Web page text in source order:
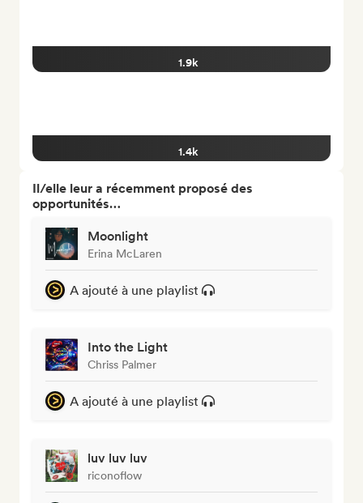
1.9k
1.4k
Il/elle leur a récemment proposé des
opportunités…
Moonlight
Erina McLaren
A ajouté à une playlist
Into the Light
Chriss Palmer
A ajouté à une playlist
luv luv luv
riconoflow